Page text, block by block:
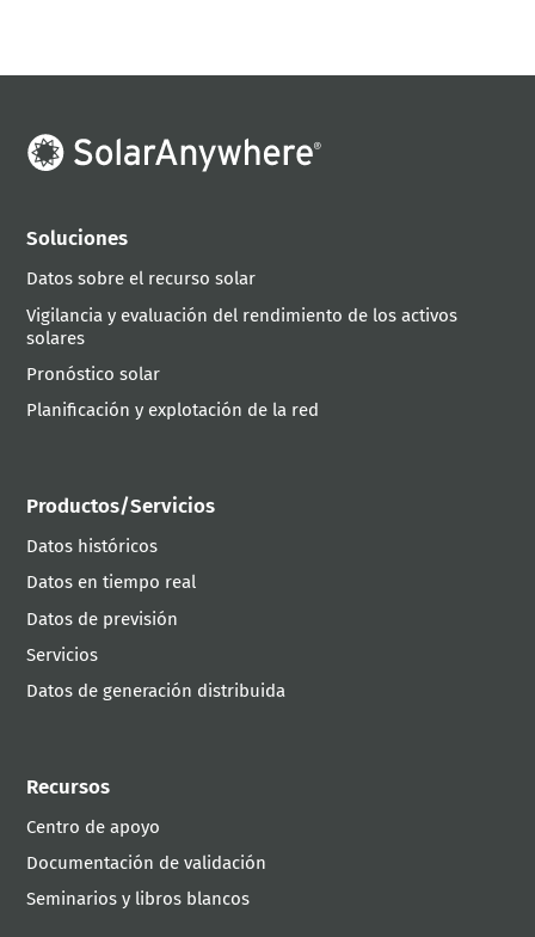
Soluciones
Datos sobre el recurso solar
Vigilancia y evaluación del rendimiento de los activos
solares
Pronóstico solar
Planificación y explotación de la red
Productos/Servicios
Datos históricos
Datos en tiempo real
Datos de previsión
Servicios
Datos de generación distribuida
Recursos
Centro de apoyo
Documentación de validación
Seminarios y libros blancos